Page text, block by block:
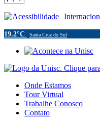
Acessibilidade
19.2°C Santa Cruz do Sul
Onde Estamos
Tour Virtual
Trabalhe Conosco
Contato